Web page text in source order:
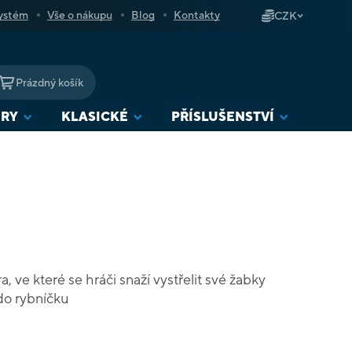
Vše o nákupu Blog Kontakty CZK
NÁKUPNÍ
KOŠÍK
Prázdný košík
KLASICKÉ PŘÍSLUŠENSTVÍ
ve které se hráči snaží vystřelit své žabky
rybníčku